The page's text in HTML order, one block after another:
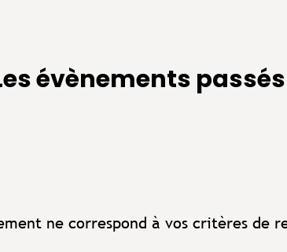
évènements passés
ne correspond à vos critères de